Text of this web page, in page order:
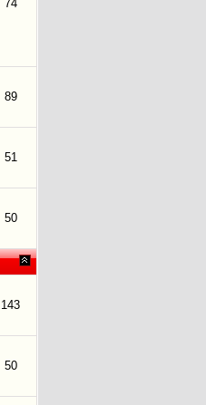
74
89
51
50
143
50